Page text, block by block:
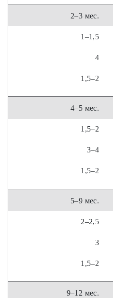
2–3 мес.
1–1,5
4
1,5–2
4–5 мес.
1,5–2
3–4
1,5–2
5–9 мес.
2–2,5
3
1,5–2
9–12 мес.